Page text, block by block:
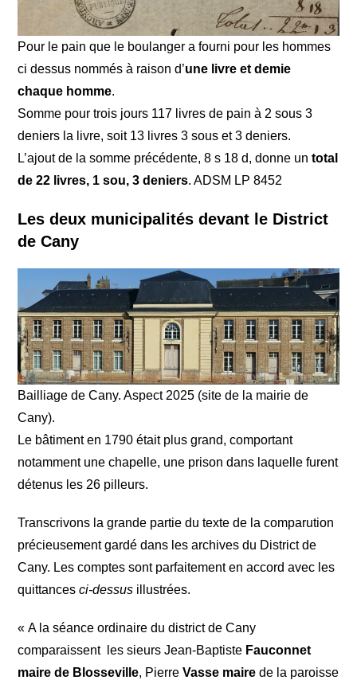
Pour le pain que le boulanger a fourni pour les hommes
ci dessus nommés à raison d’une livre et demie
chaque homme.
Somme pour trois jours 117 livres de pain à 2 sous 3
deniers la livre, soit 13 livres 3 sous et 3 deniers.
L’ajout de la somme précédente, 8 s 18 d, donne untotal
de 22 livres, 1 sou, 3 deniers. ADSM LP 8452
Les deux municipalités devant le District
de Cany
Bailliage de Cany. Aspect 2025 (site de la mairie de
Cany).
Le bâtiment en 1790 était plus grand, comportant
notamment une chapelle, une prison dans laquelle furent
détenus les 26 pilleurs.
Transcrivons la grande partie du texte de la comparution
précieusement gardé dans les archives du District de
Cany. Les comptes sont parfaitement en accord avec les
quittancesci-dessus illustrées.
« A la séance ordinaire du district de Cany
comparaissent les sieurs Jean-Baptiste Fauconnet
maire de Blosseville, PierreVasse mairede la paroisse